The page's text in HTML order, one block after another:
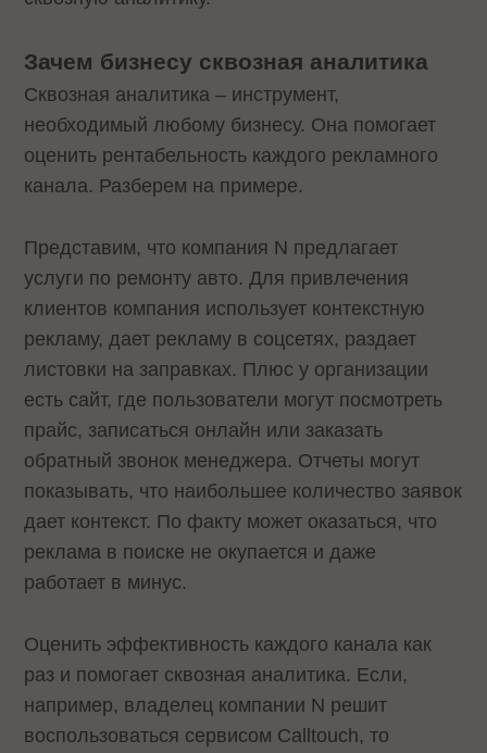
Зачем бизнесу сквозная аналитика
Сквозная аналитика – инструмент,
необходимый любому бизнесу. Она помогает
оценить рентабельность каждого рекламного
канала. Разберем на примере.
Представим, что компания N предлагает
услуги по ремонту авто. Для привлечения
клиентов компания использует контекстную
рекламу, дает рекламу в соцсетях, раздает
листовки на заправках. Плюс у организации
есть сайт, где пользователи могут посмотреть
прайс, записаться онлайн или заказать
обратный звонок менеджера. Отчеты могут
показывать, что наибольшее количество заявок
дает контекст. По факту может оказаться, что
реклама в поиске не окупается и даже
работает в минус.
Оценить эффективность каждого канала как
раз и помогает сквозная аналитика. Если,
например, владелец компании N решит
воспользоваться сервисом Calltouch, то